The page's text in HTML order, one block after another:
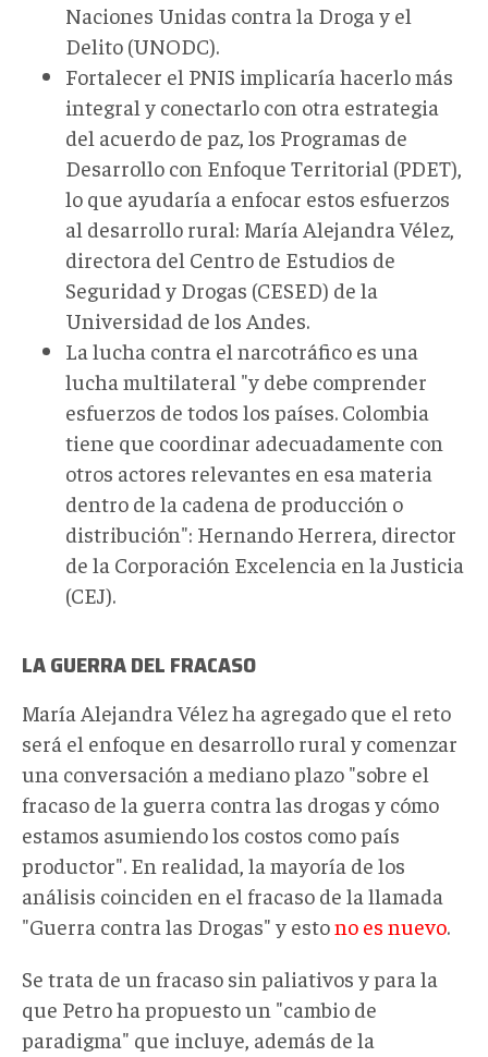
Naciones Unidas contra la Droga y el
Delito (UNODC).
Fortalecer el PNIS implicaría hacerlo más
integral y conectarlo con otra estrategia
del acuerdo de paz, los Programas de
Desarrollo con Enfoque Territorial (PDET),
lo que ayudaría a enfocar estos esfuerzos
al desarrollo rural: María Alejandra Vélez,
directora del Centro de Estudios de
Seguridad y Drogas (CESED) de la
Universidad de los Andes.
La lucha contra el narcotráfico es una
lucha multilateral "y debe comprender
esfuerzos de todos los países. Colombia
tiene que coordinar adecuadamente con
otros actores relevantes en esa materia
dentro de la cadena de producción o
distribución": Hernando Herrera, director
de la Corporación Excelencia en la Justicia
(CEJ).
LA GUERRA DEL FRACASO
María Alejandra Vélez ha agregado que el reto
será el enfoque en desarrollo rural y comenzar
una conversación a mediano plazo "sobre el
fracaso de la guerra contra las drogas y cómo
estamos asumiendo los costos como país
productor". En realidad, la mayoría de los
análisis coinciden en el fracaso de la llamada
"Guerra contra las Drogas" y estono es nuevo.
Se trata de un fracaso sin paliativos y para la
que Petro ha propuesto un "cambio de
paradigma" que incluye, además de la